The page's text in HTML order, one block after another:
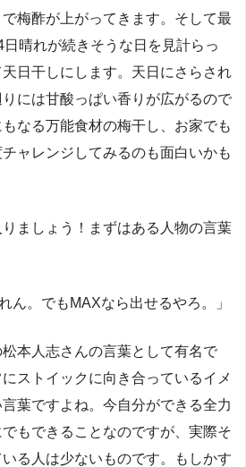
梅酢が上がってきます。そして最
晴れが続きそうな日を見計らっ
日干しにします。天日にさらされ
には甘酸っぱい香りが広がるので
なる万能食材の梅干し、お家でも
ャレンジしてみるのも面白いかも
ましょう！まずはある人物の言葉
ん。でもMAXなら出せるやろ。」
本人志さんの言葉として有名で
ストイックに向き合っているイメ
葉ですよね。今自分ができる全力
もできることなのですが、実際そ
る人は少ないものです。もしかす